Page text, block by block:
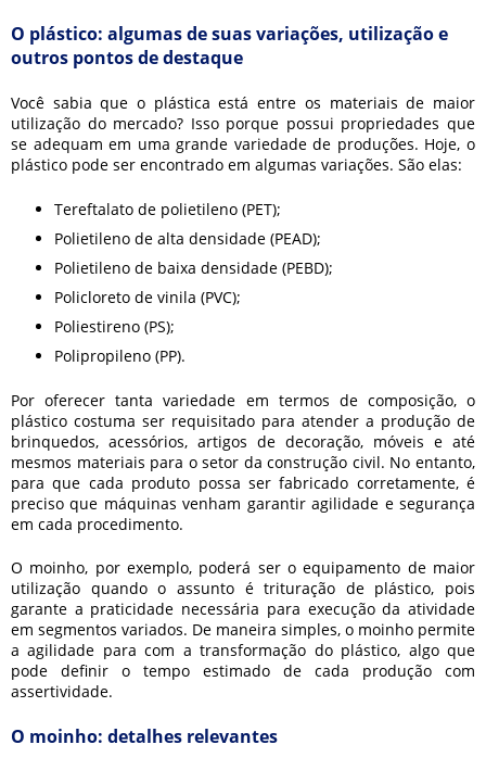
O plástico: algumas de suas variações, utilização e
outros pontos de destaque
Você sabia que o plástica está entre os materiais de maior
utilização do mercado? Isso porque possui propriedades que
se adequam em uma grande variedade de produções. Hoje, o
plástico pode ser encontrado em algumas variações. São elas:
Tereftalato de polietileno (PET);
Polietileno de alta densidade (PEAD);
Polietileno de baixa densidade (PEBD);
Policloreto de vinila (PVC);
Poliestireno (PS);
Polipropileno (PP).
Por oferecer tanta variedade em termos de composição, o
plástico costuma ser requisitado para atender a produção de
brinquedos, acessórios, artigos de decoração, móveis e até
mesmos materiais para o setor da construção civil. No entanto,
para que cada produto possa ser fabricado corretamente, é
preciso que máquinas venham garantir agilidade e segurança
em cada procedimento.
O moinho, por exemplo, poderá ser o equipamento de maior
utilização quando o assunto é trituração de plástico, pois
garante a praticidade necessária para execução da atividade
em segmentos variados. De maneira simples, o moinho permite
a agilidade para com a transformação do plástico, algo que
pode definir o tempo estimado de cada produção com
assertividade.
O moinho: detalhes relevantes